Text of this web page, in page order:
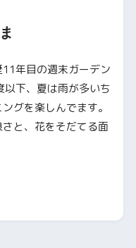
年目の週末ガーデン
下、夏は雨が多いち
グを楽しんでます。
と、花をそだてる面